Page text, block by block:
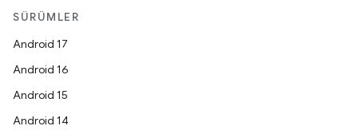
SÜRÜMLER
Android 17
Android 16
Android 15
Android 14